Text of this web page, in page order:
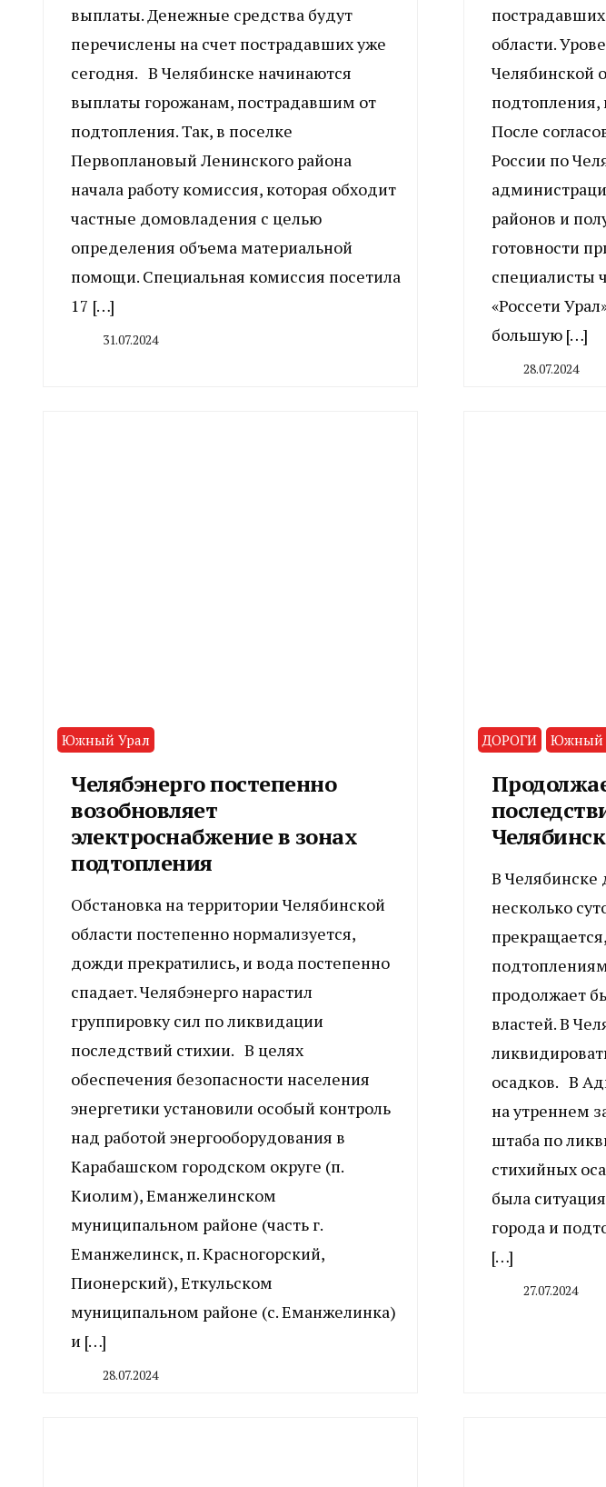
выплаты. Денежные средства будут
перечислены на счет пострадавших уже
сегодня. В Челябинске начинаются
выплаты горожанам, пострадавшим от
подтопления. Так, в поселке
Первоплановый Ленинского района
начала работу комиссия, которая обходит
частные домовладения с целью
определения объема материальной
помощи. Специальная комиссия посетила
17 […]
31.07.2024
области.
Челябинской
подтопления,
После
России по
районов и
готовности
специалисты
«Россети
большую […]
28.07.2024
Южный Урал
Челябэнерго постепенно
возобновляет
электроснабжение в зонах
подтопления
Обстановка на территории Челябинской
области постепенно нормализуется,
дожди прекратились, и вода постепенно
спадает. Челябэнерго нарастил
группировку сил по ликвидации
последствий стихии. В целях
обеспечения безопасности населения
энергетики установили особый контроль
над работой энергооборудования в
Карабашском городском округе (п.
Киолим), Еманжелинском
муниципальном районе (часть г.
Еманжелинск, п. Красногорский,
Пионерский), Еткульском
муниципальном районе (с. Еманжелинка)
и […]
28.07.2024
ДОРОГИ Южный
В Челябинске
несколько
продолжает
властей. В
осадков. В
на утреннем
штаба по
стихийных
была
города и
[…]
27.07.2024